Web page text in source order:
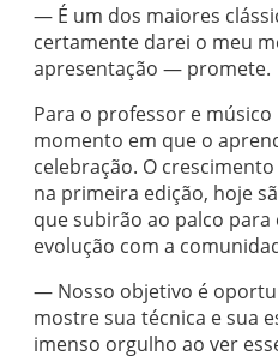
— É um dos maiores
certamente darei o meu
apresentação — promete.
Para o professor e
momento em que o
celebração. O
na primeira edição, hoje
que subirão ao palco
evolução com a
— Nosso objetivo é
mostre sua técnica e sua
imenso orgulho ao ver